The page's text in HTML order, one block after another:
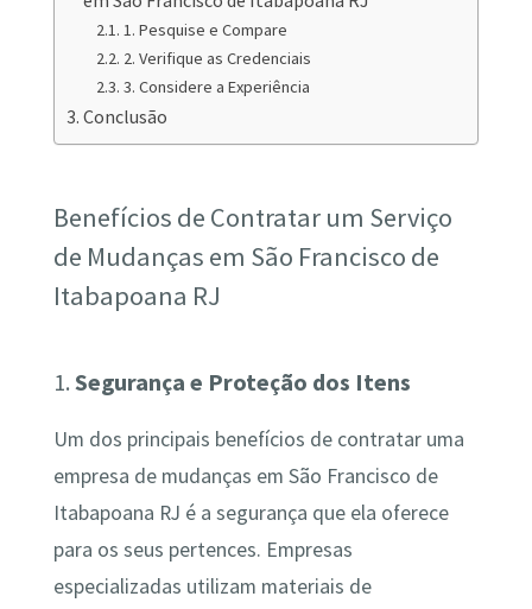
1. Pesquise e Compare
2. Verifique as Credenciais
3. Considere a Experiência
Conclusão
Benefícios de Contratar um Serviço
de Mudanças em São Francisco de
Itabapoana RJ
1. Segurança e Proteção dos Itens
Um dos principais benefícios de contratar uma
empresa de mudanças em São Francisco de
Itabapoana RJ é a segurança que ela oferece
para os seus pertences. Empresas
especializadas utilizam materiais de